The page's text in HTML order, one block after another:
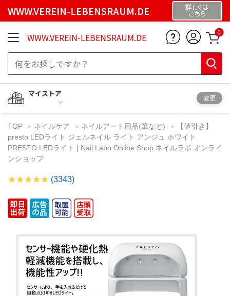
WWW.VEREIN-LEBENSRAUM.DE 詳しくは
こちら
WWW.VEREIN-LEBENSRAUM.DE 0
マイストア
変更
TOP ネイルケア ネイルアート用品(筆など)
【値引き】
presto LEDライト ジェルネイル ライト アンジュ ホワイト
PRESTO LEDライト | Nail Labo Online Shop ネイルラボ オンライ
ンショップ
(3343)